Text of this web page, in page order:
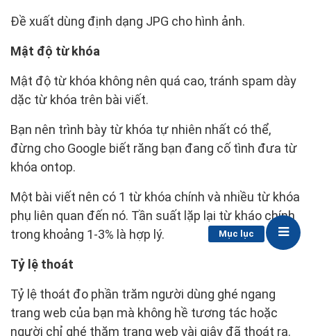
Mục lục
Đề xuất dùng định dạng JPG cho hình ảnh.
Mật độ từ khóa
Mật độ từ khóa không nên quá cao, tránh spam dày
dặc từ khóa trên bài viết.
Bạn nên trình bày từ khóa tự nhiên nhất có thể,
đừng cho Google biết răng bạn đang cố tình đưa từ
khóa ontop.
Một bài viết nên có 1 từ khóa chính và nhiều từ khóa
phụ liên quan đến nó. Tần suất lặp lại từ kháo chính
trong khoảng 1-3% là hợp lý.
Tỷ lệ thoát
Tỷ lệ thoát đo phần trăm người dùng ghé ngang
trang web của bạn mà không hề tương tác hoặc
người chỉ ghé thăm trang web vài giây đã thoát ra.